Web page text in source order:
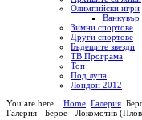
Олимпийски игри
Ванкувър
Зимни спортове
Други спортове
Бъдещите звезди
ТВ Програма
Топ
Под лупа
Лондон 2012
You are here: Home Галерия
Галерия - Берое - Локомотив